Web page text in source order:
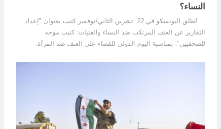
النساء؟
تُطلق اليونسكو في 22 تشرين الثاني/نوفمبر كتيب بعنوان "إعداد
التقارير عن العنف المرتكب ضد النساء والفتيات: كتيب موجه
للصحفيين". بمناسبة اليوم الدولي للقضاء على العنف ضد المرأة.